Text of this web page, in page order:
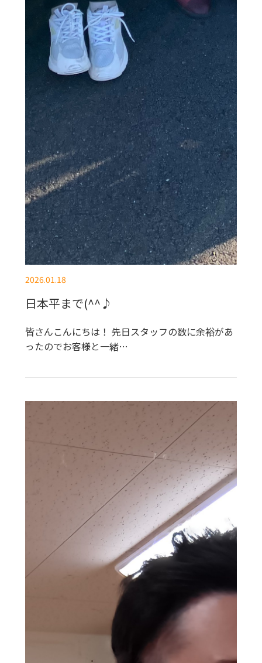
2026.01.18
日本平まで(^^♪
皆さんこんにちは！ 先日スタッフの数に余裕があ
ったのでお客様と一緒…